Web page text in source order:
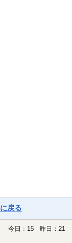
戻る
今日：15 昨日：21